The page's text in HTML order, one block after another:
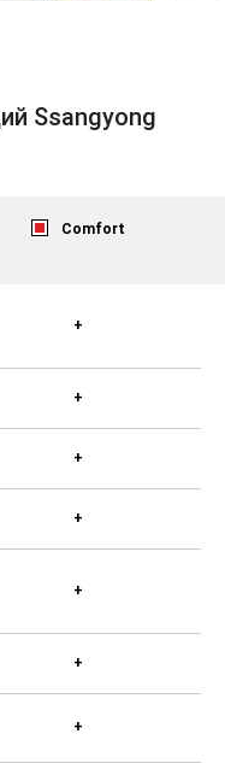
Ssangyong
Comfort
+
+
+
+
+
+
+